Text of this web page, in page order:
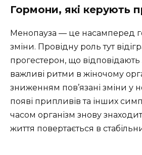
Гормони, які керують
Менопауза — це насамперед
зміни. Провідну роль тут
прогестерон, що відповідають
важливі ритми в жіночому
зниженням пов’язані зміни у
появі припливів та інших
часом організм знову
життя повертається в